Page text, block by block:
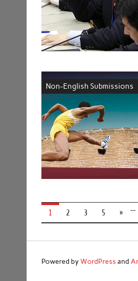
Non-English Submissions
1 2 3 …
5 »
Powered byWordPressand